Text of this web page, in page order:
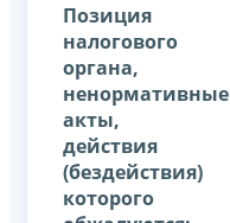
Позиция
налогового
органа,
ненормативные
акты,
действия
(бездействия)
которого